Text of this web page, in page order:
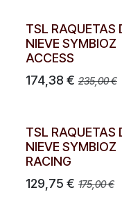
TSL RAQUETAS
NIEVE SYMBIOZ
ACCESS
174,38 € 235,00€
TSL RAQUETAS
NIEVE SYMBIOZ
RACING
129,75 € 175,00€